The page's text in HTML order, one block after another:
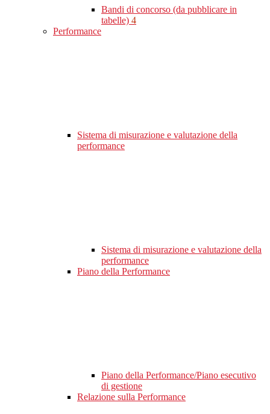
Bandi di concorso (da pubblicare in
tabelle) 4
Performance
Sistema di misurazione e valutazione della
performance
Sistema di misurazione e valutazione della
performance
Piano della Performance
Piano della Performance/Piano esecutivo
di gestione
Relazione sulla Performance